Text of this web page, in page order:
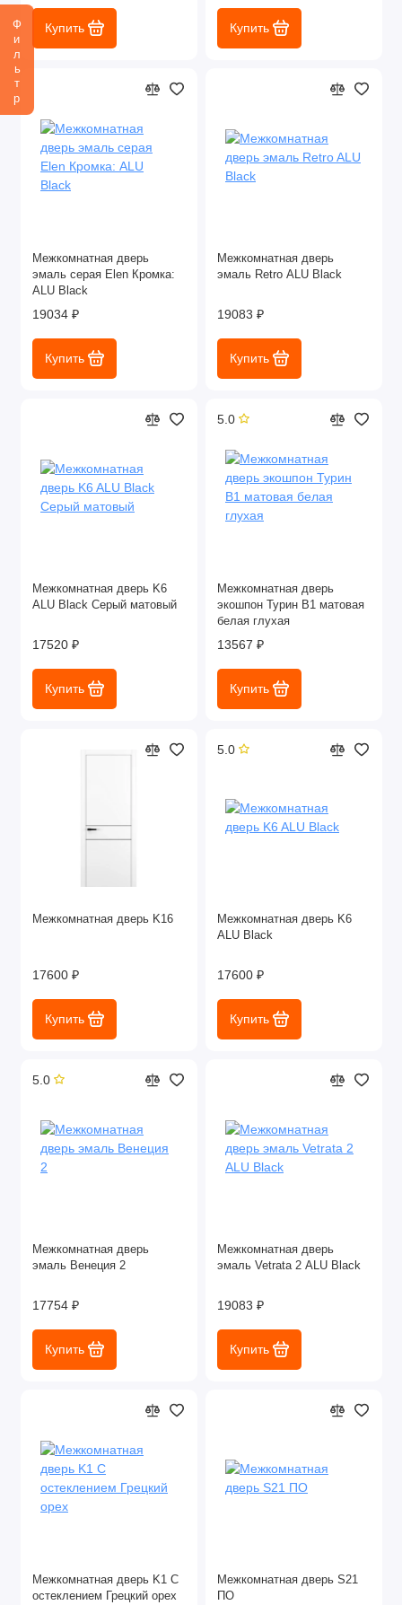
Фильтр Купить Купить
Межкомнатная дверь
эмаль серая Elen Кромка:
ALU Black
19034 ₽
Купить
Межкомнатная дверь
эмаль Retro ALU Black
19083 ₽
Купить
Межкомнатная дверь K6
ALU Black Серый матовый
17520 ₽
Купить
5.0
Межкомнатная дверь
экошпон Турин В1 матовая
белая глухая
13567 ₽
Купить
Межкомнатная дверь K16
17600 ₽
Купить
5.0
Межкомнатная дверь K6
ALU Black
17600 ₽
Купить
5.0
Межкомнатная дверь
эмаль Венеция 2
17754 ₽
Купить
Межкомнатная дверь
эмаль Vetrata 2 ALU Black
19083 ₽
Купить
Межкомнатная дверь K1 С
остеклением Грецкий орех
Межкомнатная дверь S21
ПО